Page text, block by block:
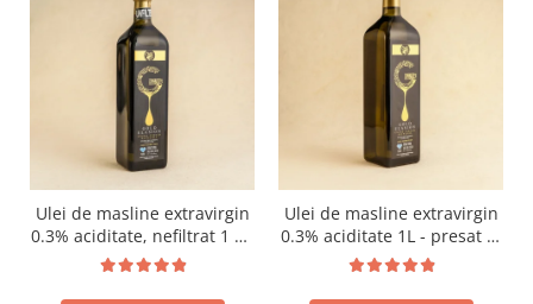
Ulei de masline extravirgin
0.3% aciditate, nefiltrat 1 L -
presat la rece RECOLTA
Ulei de masline extravirgin
0.3% aciditate 1L - presat la
rece RECOLTA NOUA